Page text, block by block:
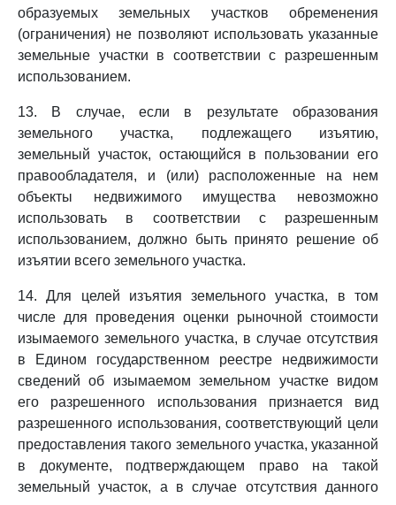
образуемых земельных участков обременения
(ограничения) не позволяют использовать указанные
земельные участки в соответствии с разрешенным
использованием.
13. В случае, если в результате образования
земельного участка, подлежащего изъятию,
земельный участок, остающийся в пользовании его
правообладателя, и (или) расположенные на нем
объекты недвижимого имущества невозможно
использовать в соответствии с разрешенным
использованием, должно быть принято решение об
изъятии всего земельного участка.
14. Для целей изъятия земельного участка, в том
числе для проведения оценки рыночной стоимости
изымаемого земельного участка, в случае отсутствия
в Едином государственном реестре недвижимости
сведений об изымаемом земельном участке видом
его разрешенного использования признается вид
разрешенного использования, соответствующий цели
предоставления такого земельного участка, указанной
в документе, подтверждающем право на такой
земельный участок, а в случае отсутствия данного